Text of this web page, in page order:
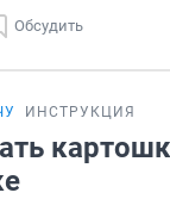
Обсудить
ИНСТРУКЦИЯ